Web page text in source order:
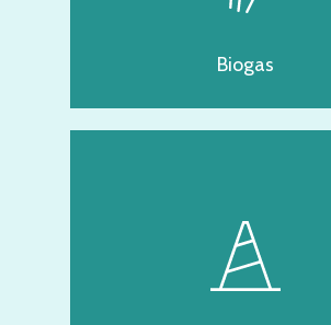
Biogas